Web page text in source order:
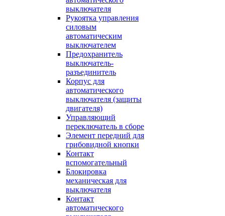
выключателя
Рукоятка управления
силовым
автоматическим
выключателем
Предохранитель
выключатель-
разъединитель
Корпус для
автоматического
выключателя (защиты
двигателя)
Управляющий
переключатель в сборе
Элемент передний для
грибовидной кнопки
Контакт
вспомогательный
Блокировка
механическая для
выключателя
Контакт
автоматического